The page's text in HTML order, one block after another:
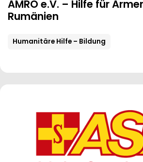
AMRO e.V. – Hilfe für
Rumänien
Humanitäre Hilfe – Bildung